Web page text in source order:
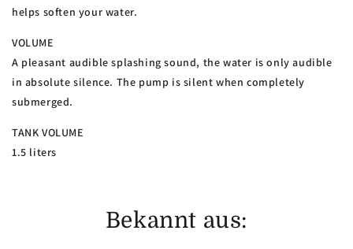
helps soften your water.
VOLUME
A pleasant audible splashing sound, the water is only audible
in absolute silence. The pump is silent when completely
submerged.
TANK VOLUME
1.5 liters
Bekannt aus: